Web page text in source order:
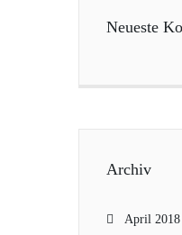
Neueste
Archiv
April 2018